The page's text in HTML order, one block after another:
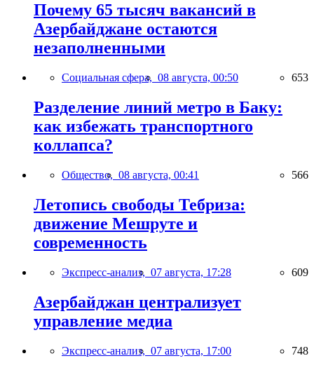
Почему 65 тысяч вакансий в
Азербайджане остаются
незаполненными
Социальная сфера, 08 августа, 00:50 653
Разделение линий метро в Баку:
как избежать транспортного
коллапса?
Общество, 08 августа, 00:41 566
Летопись свободы Тебриза:
движение Мешруте и
современность
Экспресс-анализ, 07 августа, 17:28 609
Азербайджан централизует
управление медиа
Экспресс-анализ, 07 августа, 17:00 748